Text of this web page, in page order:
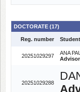
DOCTORATE (17)
Reg. number
20251029297
ANA
20251029288